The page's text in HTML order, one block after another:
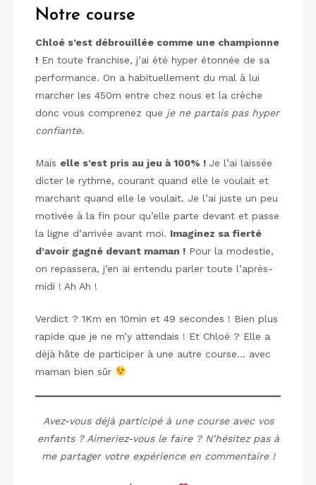
Notre course
Chloé s’est débrouillée comme une championne
! En toute franchise, j’ai été hyper étonnée de sa
performance. On a habituellement du mal à lui
marcher les 450m entre chez nous et la crèche
donc vous comprenez que je ne partais pas hyper
confiante.
Mais elle s’est pris au jeu à 100% ! Je l’ai laissée
dicter le rythme, courant quand elle le voulait et
marchant quand elle le voulait. Je l’ai juste un peu
motivée à la fin pour qu’elle parte devant et passe
la ligne d’arrivée avant moi. Imaginez sa fierté
d’avoir gagné devant maman ! Pour la modestie,
on repassera, j’en ai entendu parler toute l’après-
midi ! Ah Ah !
Verdict ? 1Km en 10min et 49 secondes ! Bien plus
rapide que je ne m’y attendais ! Et Chloé ? Elle a
déjà hâte de participer à une autre course… avec
maman bien sûr
Avez-vous déjà participé à une course avec vos
enfants ? Aimeriez-vous le faire ? N’hésitez pas à
me partager votre expérience en commentaire !